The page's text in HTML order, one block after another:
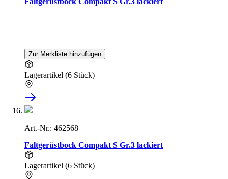
Zur Merkliste hinzufügen
Lagerartikel (6 Stück)
Art.-Nr.: 462568
Faltgerüstbock Compakt S Gr.3 lackiert
Lagerartikel (6 Stück)